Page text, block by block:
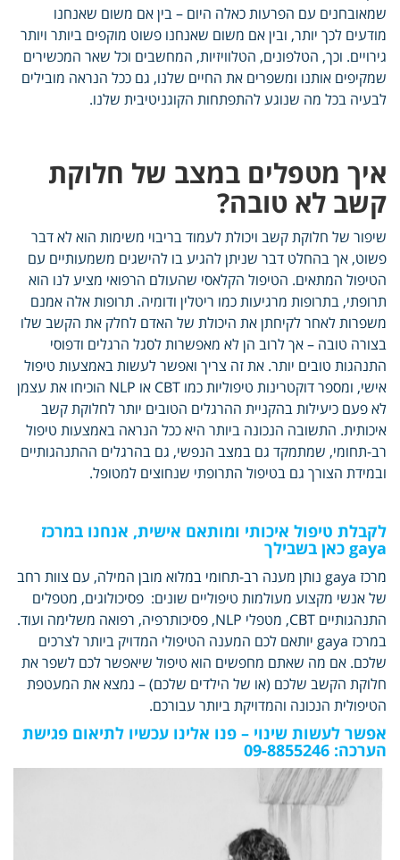
שמאובחנים עם הפרעות כאלה היום – בין אם משום שאנחנו
מודעים לכך יותר, ובין אם משום שאנחנו פשוט מוקפים ביותר ויותר
גירויים. וכך, הטלפונים, הטלוויזיות, המחשבים וכל שאר המכשירים
שמקיפים אותנו ומשפרים את החיים שלנו, גם ככל הנראה מובילים
לבעיה בכל מה שנוגע להתפתחות הקוגניטיבית שלנו.
איך מטפלים במצב של חלוקת
קשב לא טובה?
שיפור של חלוקת קשב ויכולת לעמוד בריבוי משימות הוא לא דבר
פשוט, אך בהחלט דבר שניתן להגיע בו להישגים משמעותיים עם
הטיפול המתאים. הטיפול הקלאסי שהעולם הרפואי מציע לנו הוא
תרופתי, בתרופות מרגיעות כמו ריטלין ודומיה. תרופות אלה אמנם
משפרות לאחר לקיחתן את היכולת של האדם לחלק את הקשב שלו
בצורה טובה – אך לרוב הן לא מאפשרות לסגל הרגלים ודפוסי
התנהגות טובים יותר. את זה צריך ואפשר לעשות באמצעות טיפול
אישי, ומספר דוקטרינות טיפוליות כמו CBT או NLP הוכיחו את עצמן
לא פעם כיעילות בהקניית ההרגלים הטובים יותר לחלוקת קשב
איכותית. התשובה הנכונה ביותר היא ככל הנראה באמצעות טיפול
רב-תחומי, שמתמקד גם במצב הנפשי, גם בהרגלים ההתנהגותיים
ובמידת הצורך גם בטיפול התרופתי שנחוצים למטופל.
לקבלת טיפול איכותי ומותאם אישית, אנחנו במרכז
gaya כאן בשבילך
מרכז gaya נותן מענה רב-תחומי במלוא מובן המילה, עם צוות רחב
של אנשי מקצוע מעולמות טיפוליים שונים: פסיכולוגים, מטפלים
התנהגותיים CBT, מטפלי NLP, פסיכותרפיה, רפואה משלימה ועוד.
במרכז gaya יותאם לכם המענה הטיפולי המדויק ביותר לצרכים
שלכם. אם מה שאתם מחפשים הוא טיפול שיאפשר לכם לשפר את
חלוקת הקשב שלכם (או של הילדים שלכם) – נמצא את המעטפת
הטיפולית הנכונה והמדויקת ביותר עבורכם.
אפשר לעשות שינוי – פנו אלינו עכשיו לתיאום פגישת
הערכה: 09-8855246